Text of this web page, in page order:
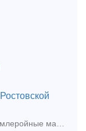
Ростовской